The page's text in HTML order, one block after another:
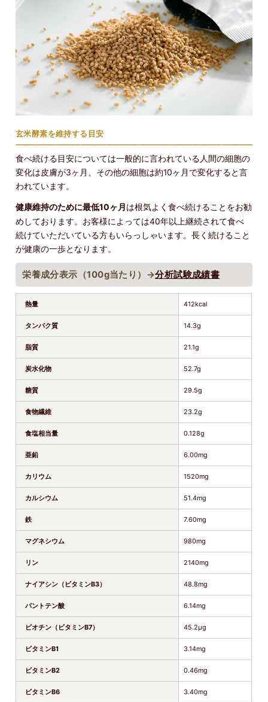
玄米酵素を維持する目安
食べ続ける目安については一般的に言われている人間の細胞の
変化は皮膚が3ヶ月、その他の細胞は約10ヶ月で変化すると言
われています。
健康維持のために最低10ヶ月 は根気よく食べ続けることをお勧
めしております。お客様によっては40年以上継続されて食べ
続けていただいている方もいらっしゃいます。長く続けること
が健康の一歩となります。
栄養成分表示（100g当たり）→分析試験成績書
熱量 412kcal
タンパク質 14.3g
脂質 21.1g
炭水化物 52.7g
糖質 29.5g
食物繊維 23.2g
食塩相当量 0.128g
亜鉛 6.00mg
カリウム 1520mg
カルシウム 51.4mg
鉄 7.60mg
マグネシウム 980mg
リン 2140mg
ナイアシン（ビタミンB3） 48.8mg
パントテン酸 6.14mg
ビオチン（ビタミンB7） 45.2μg
ビタミンB1 3.14mg
ビタミンB2 0.46mg
ビタミンB6 3.40mg